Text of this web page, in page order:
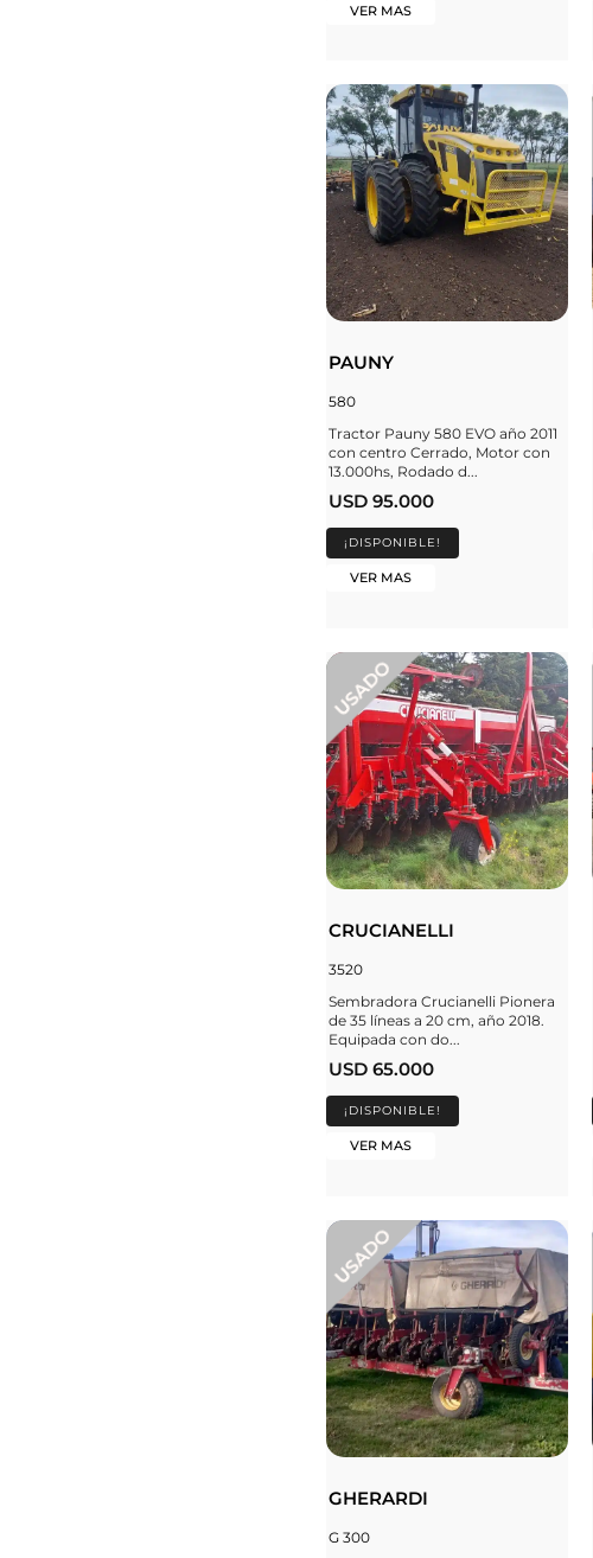
VER MAS
PAUNY
580
Tractor Pauny 580 EVO año 2011
con centro Cerrado, Motor con
13.000hs, Rodado d...
USD 95.000
¡DISPONIBLE!
VER MAS
CRUCIANELLI
3520
Sembradora Crucianelli Pionera
de 35 líneas a 20 cm, año 2018.
Equipada con do...
USD 65.000
¡DISPONIBLE!
VER MAS
GHERARDI
G 300